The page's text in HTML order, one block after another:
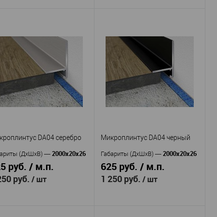
Evrowood
—Плинтус
PN 060
—МДФ
Россия
мм—83
мм—12
Производитель—
Артикул—
Плинтус
EVROWOOD M 09
—МДФ
Страна—Россия
Высота, мм—100
В наличии
DA04 серебро
(ДхШхВ) — 2000х20х26
руб. / м.п.
руб. / шт
Микроплинтус DA04 черный
Габариты (ДхШхВ) — 2000х20х26
625 руб. / м.п.
1 250 руб. / шт